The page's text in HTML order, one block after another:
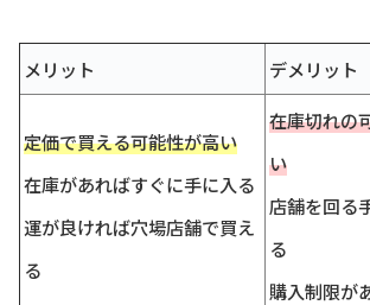
メリット デメリット
定価で買える可能性が高い
在庫があればすぐに手に入る
運が良ければ穴場店舗で買え
る
在庫切れの
い
店舗を回る
る
購入制限が